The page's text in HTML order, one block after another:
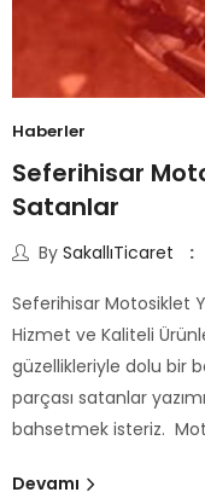
Haberler
Seferihisar
Satanlar
By SakallıTicaret
Seferihisar Motosiklet
Hizmet ve Kaliteli
güzellikleriyle dolu bir
parçası satanlar
bahsetmek isteriz.
Devamı